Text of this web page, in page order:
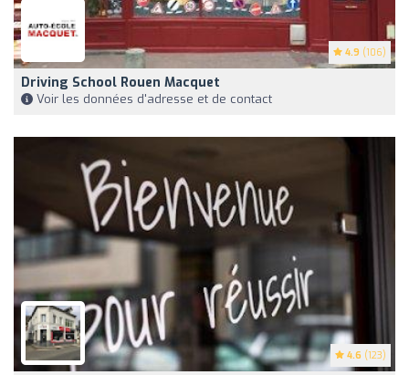
4.9 (106)
Driving School Rouen Macquet
Voir les données d'adresse et de contact
4.6 (123)